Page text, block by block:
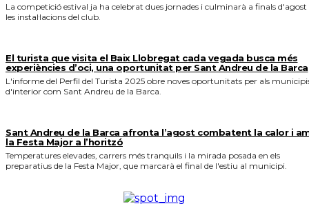
La competició estival ja ha celebrat dues jornades i culminarà a finals d'agost
les instal·lacions del club.
El turista que visita el Baix Llobregat cada vegada busca més
experiències d’oci, una oportunitat per Sant Andreu de la Barca
L'informe del Perfil del Turista 2025 obre noves oportunitats per als
d'interior com Sant Andreu de la Barca.
Sant Andreu de la Barca afronta l’agost combatent la calor i
la Festa Major a l’horitzó
Temperatures elevades, carrers més tranquils i la mirada posada en els
preparatius de la Festa Major, que marcarà el final de l'estiu al municipi.